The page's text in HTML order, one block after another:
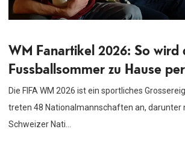
WM Fanartikel 2026: So wird
Fussballsommer zu Hause
Die FIFA WM 2026 ist ein sportliches
treten 48 Nationalmannschaften an, darunter
Schweizer Nati...